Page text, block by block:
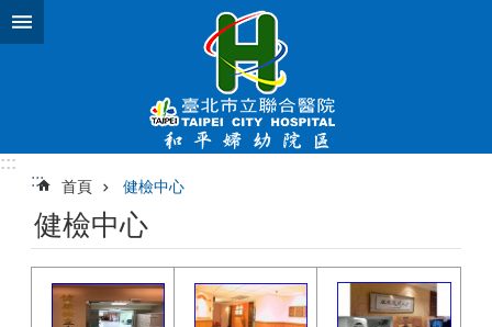
跳到主要內容區塊
:::
:::
首頁 健檢中心
健檢中心